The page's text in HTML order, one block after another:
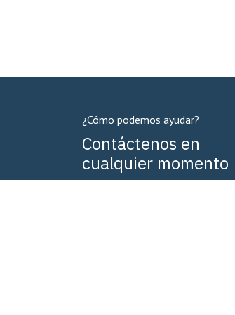
¿Cómo podemos ayudar?
Contáctenos en
cualquier momento